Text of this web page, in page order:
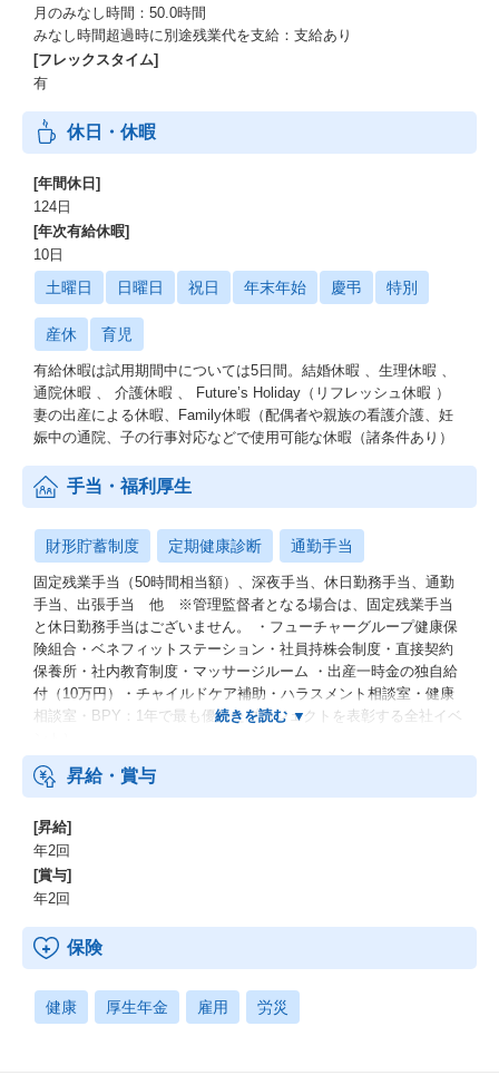
月のみなし時間：50.0時間
みなし時間超過時に別途残業代を支給：支給あり
[フレックスタイム]
有
休日・休暇
[年間休日]
124日
[年次有給休暇]
10日
土曜日 日曜日 祝日 年末年始 慶弔 特別
産休 育児
有給休暇は試用期間中については5日間。結婚休暇 、生理休暇 、
通院休暇 、 介護休暇 、 Future’s Holiday（リフレッシュ休暇 ）
妻の出産による休暇、Family休暇（配偶者や親族の看護介護、妊
娠中の通院、子の行事対応などで使用可能な休暇（諸条件あり）
手当・福利厚生
財形貯蓄制度 定期健康診断 通勤手当
固定残業手当（50時間相当額）、深夜手当、休日勤務手当、通勤
手当、出張手当 他 ※管理監督者となる場合は、固定残業手当
と休日勤務手当はございません。 ・フューチャーグループ健康保
険組合・ベネフィットステーション・社員持株会制度・直接契約
保養所・社内教育制度・マッサージルーム ・出産一時金の独自給
付（10万円）・チャイルドケア補助・ハラスメント相談室・健康
相談室・BPY：1年で最も優れたプロジェクトを表彰する全社イベ
昇給・賞与
[昇給]
年2回
[賞与]
年2回
保険
健康 厚生年金 雇用 労災